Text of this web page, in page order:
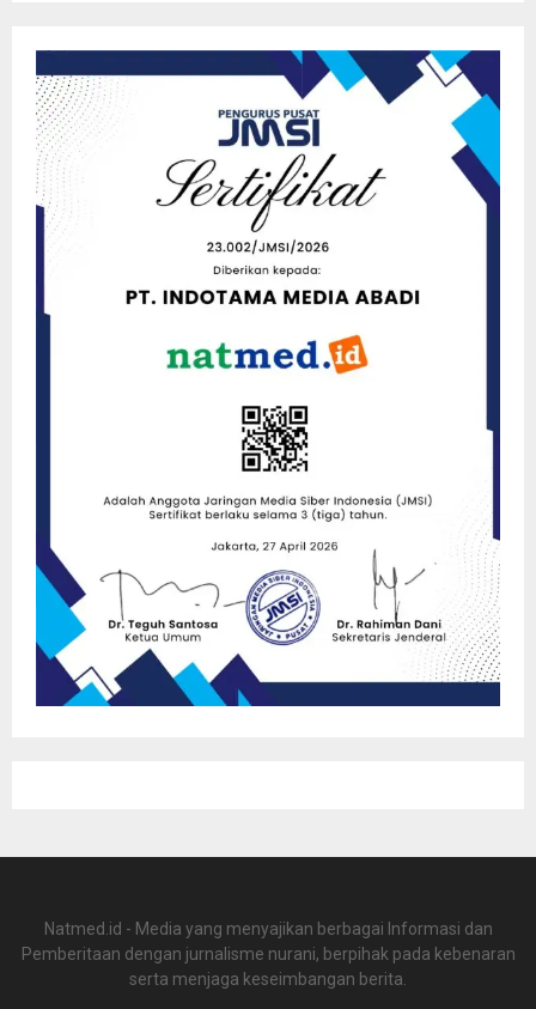
Natmed.id - Media yang menyajikan berbagai Informasi dan
Pemberitaan dengan jurnalisme nurani, berpihak pada kebenaran
serta menjaga keseimbangan berita.